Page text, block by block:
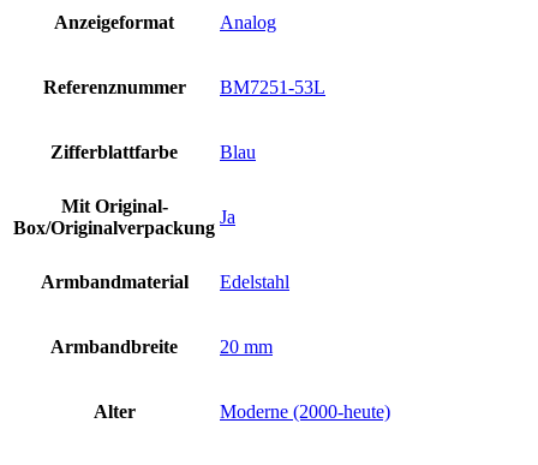
Anzeigeformat Analog
Referenznummer BM7251-53L
Zifferblattfarbe Blau
Mit Original-
Box/Originalverpackung
Ja
Armbandmaterial Edelstahl
Armbandbreite 20 mm
Alter Moderne (2000-heute)